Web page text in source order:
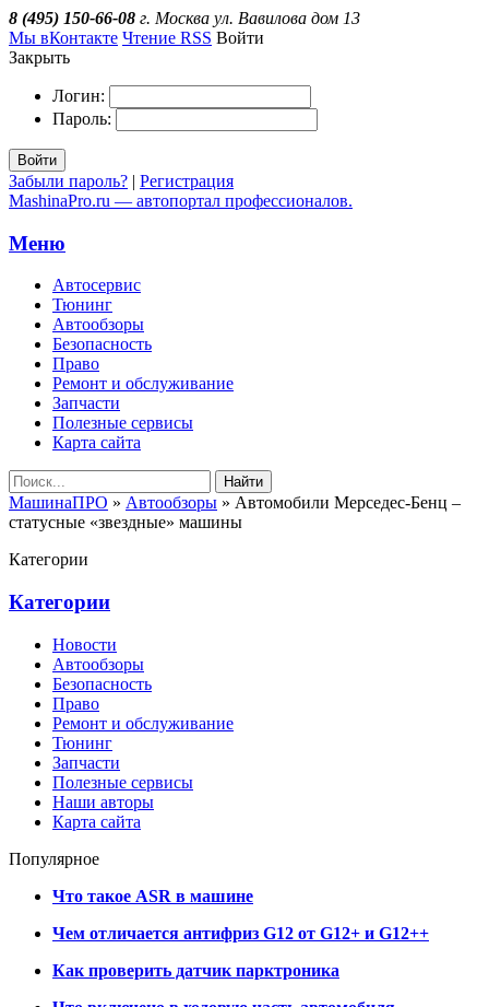
8 (495) 150-66-08 г. Москва ул. Вавилова дом 13
Мы вКонтакте Чтение RSS Войти
Закрыть
Логин:
Пароль:
Войти
Забыли пароль? | Регистрация
MashinaPro.ru — автопортал профессионалов.
Меню
Автосервис
Тюнинг
Автообзоры
Безопасность
Право
Ремонт и обслуживание
Запчасти
Полезные сервисы
Карта сайта
Найти
МашинаПРО » Автообзоры » Автомобили Мерседес-Бенц –
статусные «звездные» машины
Категории
Категории
Новости
Автообзоры
Безопасность
Право
Ремонт и обслуживание
Тюнинг
Запчасти
Полезные сервисы
Наши авторы
Карта сайта
Популярное
Что такое ASR в машине
Чем отличается антифриз G12 от G12+ и G12++
Как проверить датчик парктроника